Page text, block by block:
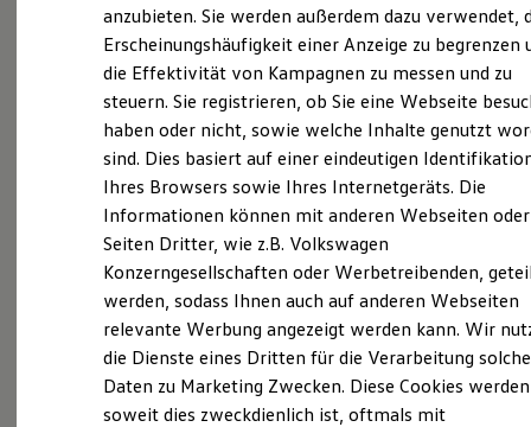
VW Connect für Ihren Transporter/Caravelle
VW Connect für Ihren Amarok
VW Connect für andere Modelle
Fleet Interface Data
Multistop Pathfinder
Übersicht Software Updates
Digitales Bordbuch
Fahrerassistenz- und Sicherheitssysteme
Kontrollleuchten
Kurzfahrprofile und Ölverdünnung
Batterieverordnung
XTL-Dieselkraftstoff
Ersatzteile und Betriebsflüssigkeiten
Original Zubehör und Lifestyle Produkte
myVolkswagen
myVolkswagen Business
Elektrisch & Autonom
Service
ServicePlus
Probefahrt
Beratung
anzubieten. Sie werden außerdem dazu verwendet,
Erscheinungshäufigkeit einer Anzeige zu begrenzen
die Effektivität von Kampagnen zu messen und zu
steuern. Sie registrieren, ob Sie eine Webseite
haben oder nicht, sowie welche Inhalte genutzt
sind. Dies basiert auf einer eindeutigen
Ihres Browsers sowie Ihres Internetgeräts. Die
Informationen können mit anderen Webseiten oder
Seiten Dritter, wie z.B. Volkswagen
Konzerngesellschaften oder Werbetreibenden,
werden, sodass Ihnen auch auf anderen Webseiten
relevante Werbung angezeigt werden kann. Wir
die Dienste eines Dritten für die Verarbeitung
Daten zu Marketing Zwecken. Diese Cookies
soweit dies zweckdienlich ist, oftmals mit